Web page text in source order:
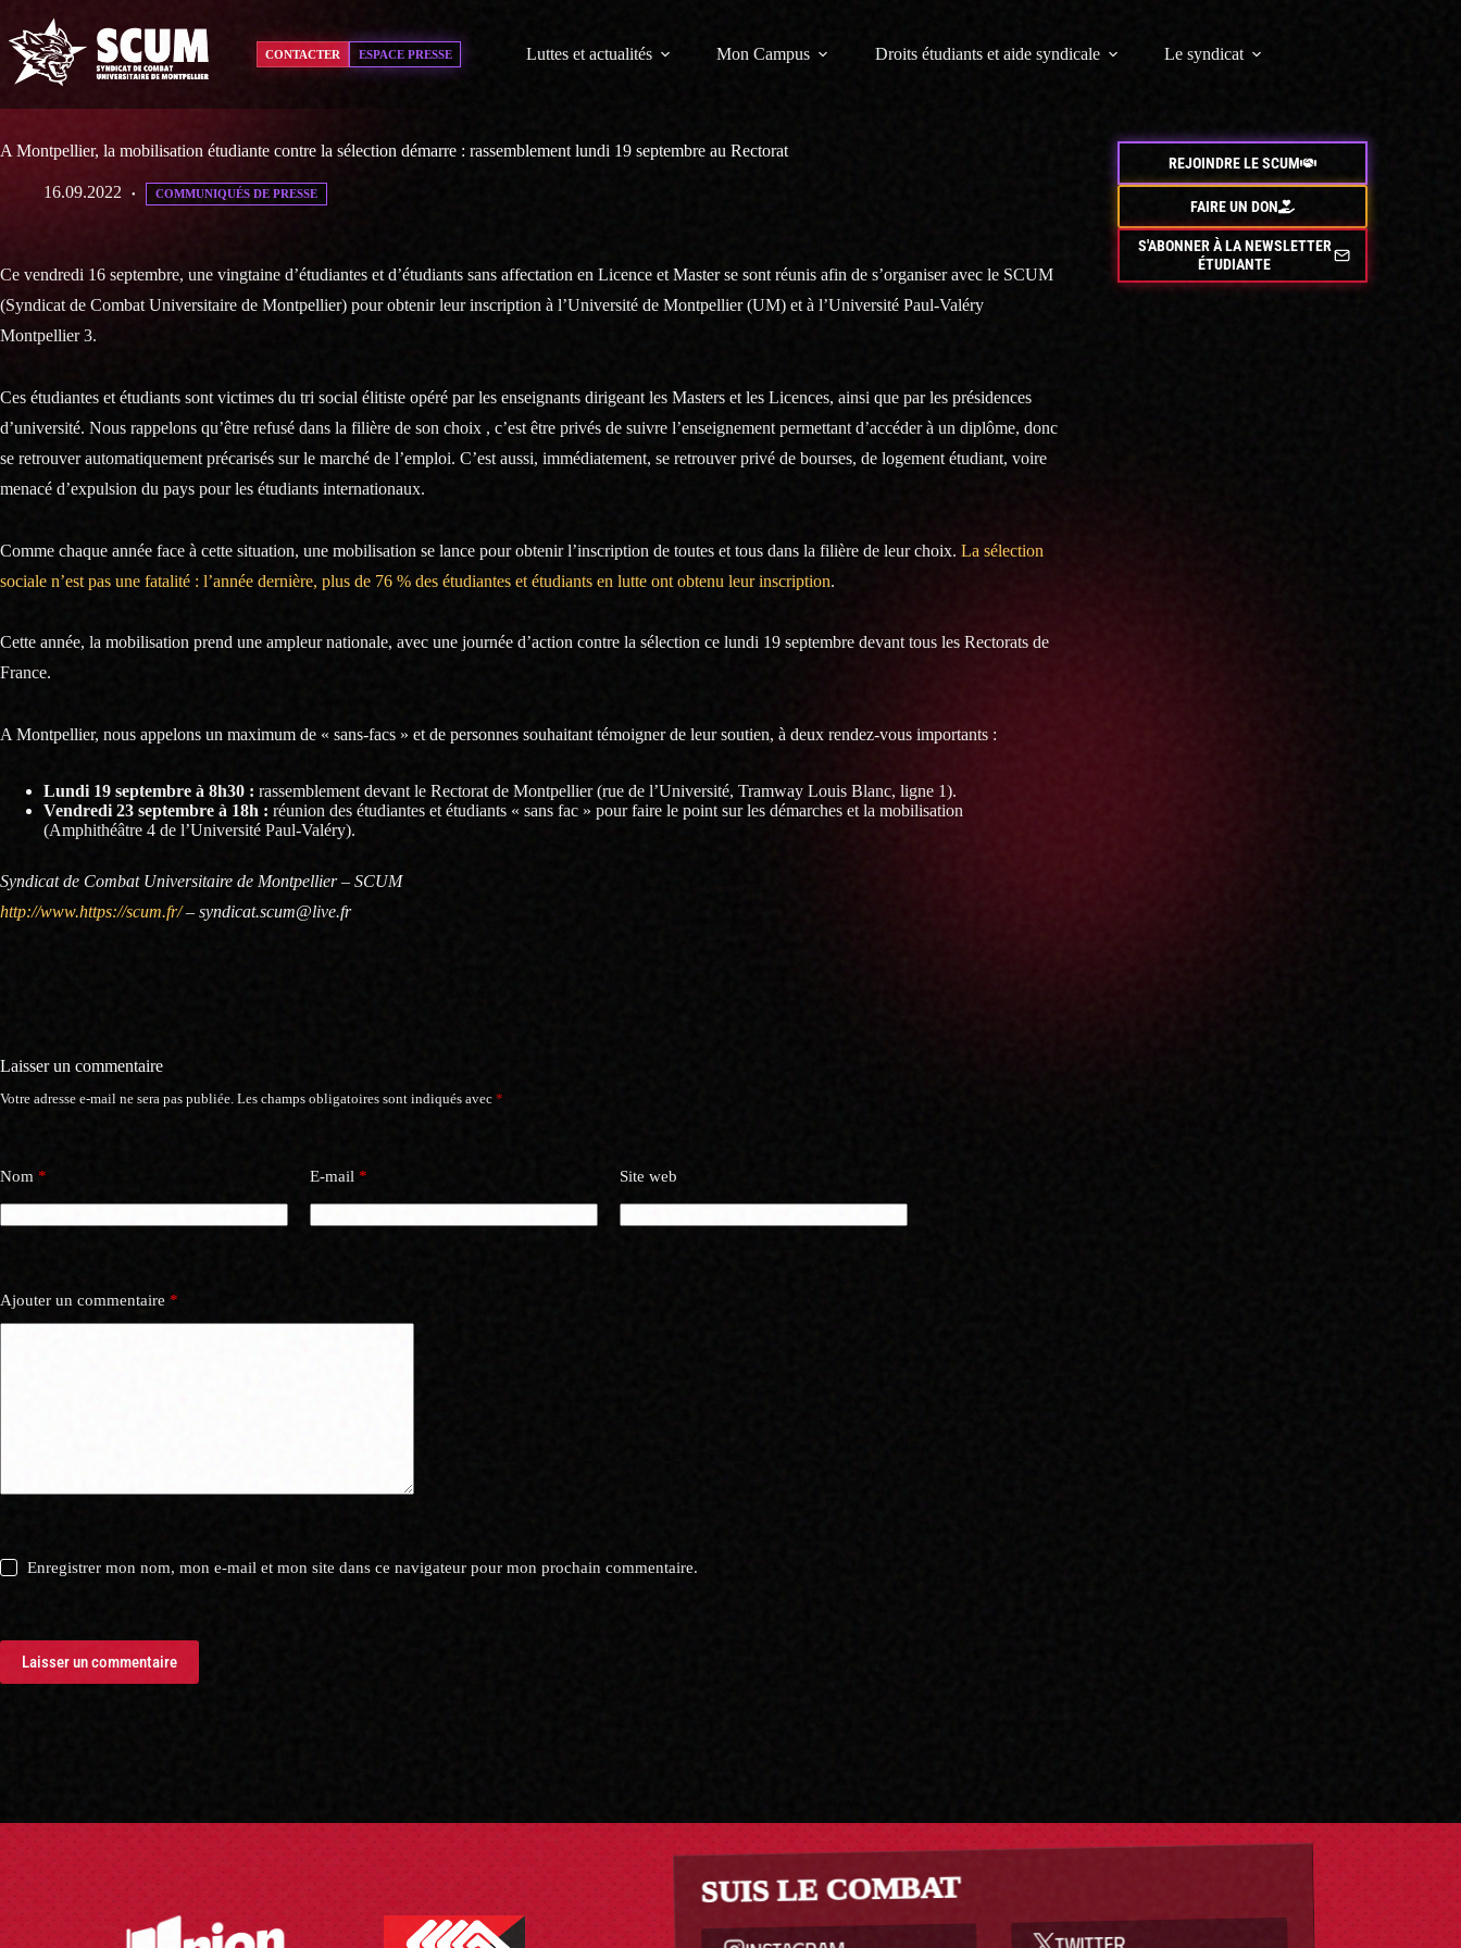
contenu
CONTACTER ESPACE PRESSE Luttes et actualités Mon Campus Droits étudiants et aide syndicale Le syndicat
A Montpellier, la mobilisation étudiante contre la sélection démarre : rassemblement lundi 19 septembre au Rectorat
16.09.2022 COMMUNIQUÉS DE PRESSE
Ce vendredi 16 septembre, une vingtaine d’étudiantes et d’étudiants sans affectation en Licence et Master se sont réunis afin de s’organiser avec le SCUM
(Syndicat de Combat Universitaire de Montpellier) pour obtenir leur inscription à l’Université de Montpellier (UM) et à l’Université Paul-Valéry
Montpellier 3.
Ces étudiantes et étudiants sont victimes du tri social élitiste opéré par les enseignants dirigeant les Masters et les Licences, ainsi que par les présidences
d’université. Nous rappelons qu’être refusé dans la filière de son choix , c’est être privés de suivre l’enseignement permettant d’accéder à un diplôme, donc
se retrouver automatiquement précarisés sur le marché de l’emploi. C’est aussi, immédiatement, se retrouver privé de bourses, de logement étudiant, voire
menacé d’expulsion du pays pour les étudiants internationaux.
Comme chaque année face à cette situation, une mobilisation se lance pour obtenir l’inscription de toutes et tous dans la filière de leur choix. La sélection
sociale n’est pas une fatalité : l’année dernière, plus de 76 % des étudiantes et étudiants en lutte ont obtenu leur inscription.
Cette année, la mobilisation prend une ampleur nationale, avec une journée d’action contre la sélection ce lundi 19 septembre devant tous les Rectorats de
France.
A Montpellier, nous appelons un maximum de « sans-facs » et de personnes souhaitant témoigner de leur soutien, à deux rendez-vous importants :
Lundi 19 septembre à 8h30 : rassemblement devant le Rectorat de Montpellier (rue de l’Université, Tramway Louis Blanc, ligne 1).
Vendredi 23 septembre à 18h : réunion des étudiantes et étudiants « sans fac » pour faire le point sur les démarches et la mobilisation
(Amphithéâtre 4 de l’Université Paul-Valéry).
Syndicat de Combat Universitaire de Montpellier – SCUM
http://www.https://scum.fr/– syndicat.scum@live.fr
REJOINDRE LE SCUM
FAIRE UN DON
S'ABONNER À LA NEWSLETTER
ÉTUDIANTE
Laisser un commentaire
Votre adresse e-mail ne sera pas publiée. Les champs obligatoires sont indiqués avec *
Nom * E-mail * Site web
Ajouter un commentaire *
Enregistrer mon nom, mon e-mail et mon site dans ce navigateur pour mon prochain commentaire.
Laisser un commentaire
SUIS LE COMBAT